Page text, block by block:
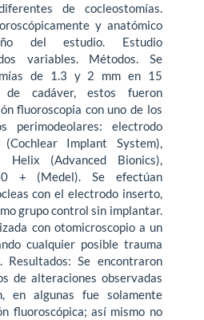
de cocleostomías.
y anatómico
del estudio. Estudio
variables. Métodos. Se
de 1.3 y 2 mm en 15
de cadáver, estos fueron
fluoroscopia con uno de los
perimodeolares: electrodo
Implant System),
Helix (Advanced Bionics),
+ (Medel). Se efectúan
con el electrodo inserto,
grupo control sin implantar.
con otomicroscopio a un
cualquier posible trauma
Resultados: Se encontraron
de alteraciones observadas
en algunas fue solamente
fluoroscópica; así mismo no